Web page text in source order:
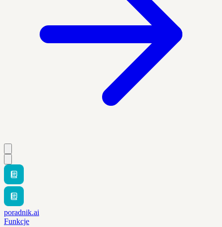
poradnik.ai
Funkcje